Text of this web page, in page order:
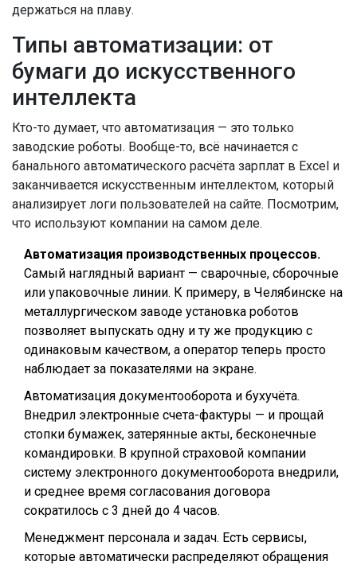
держаться на плаву.
Типы автоматизации: от
бумаги до искусственного
интеллекта
Кто-то думает, что автоматизация — это только
заводские роботы. Вообще-то, всё начинается с
банального автоматического расчёта зарплат в Excel и
заканчивается искусственным интеллектом, который
анализирует логи пользователей на сайте. Посмотрим,
что используют компании на самом деле.
Автоматизация производственных процессов.
Самый наглядный вариант — сварочные, сборочные
или упаковочные линии. К примеру, в Челябинске на
металлургическом заводе установка роботов
позволяет выпускать одну и ту же продукцию с
одинаковым качеством, а оператор теперь просто
наблюдает за показателями на экране.
Автоматизация документооборота и бухучёта.
Внедрил электронные счета-фактуры — и прощай
стопки бумажек, затерянные акты, бесконечные
командировки. В крупной страховой компании
систему электронного документооборота внедрили,
и среднее время согласования договора
сократилось с 3 дней до 4 часов.
Менеджмент персонала и задач. Есть сервисы,
которые автоматически распределяют обращения